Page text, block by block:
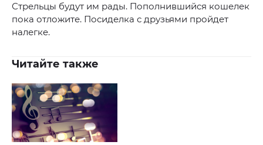
Стрельцы будут им рады. Пополнившийся кошелек
пока отложите. Посиделка с друзьями пройдет
налегке.
Читайте также